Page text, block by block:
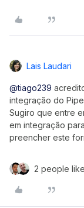
Lais Laudari
@tiago239
integração do
Sugiro que entre
em integração
preencher este
2 people